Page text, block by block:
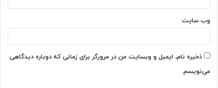
وب‌ سایت
ذخیره نام، ایمیل و وبسایت من در مرورگر برای زمانی که دوباره دیدگاهی
می‌نویسم.